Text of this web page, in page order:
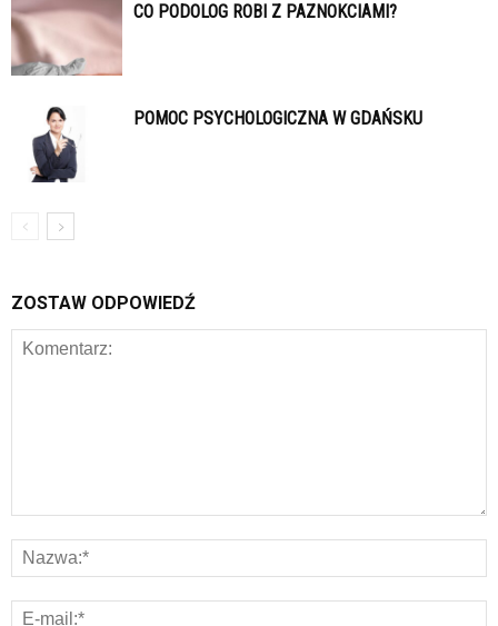
CO PODOLOG ROBI Z PAZNOKCIAMI?
POMOC PSYCHOLOGICZNA W GDAŃSKU
ZOSTAW ODPOWIEDŹ